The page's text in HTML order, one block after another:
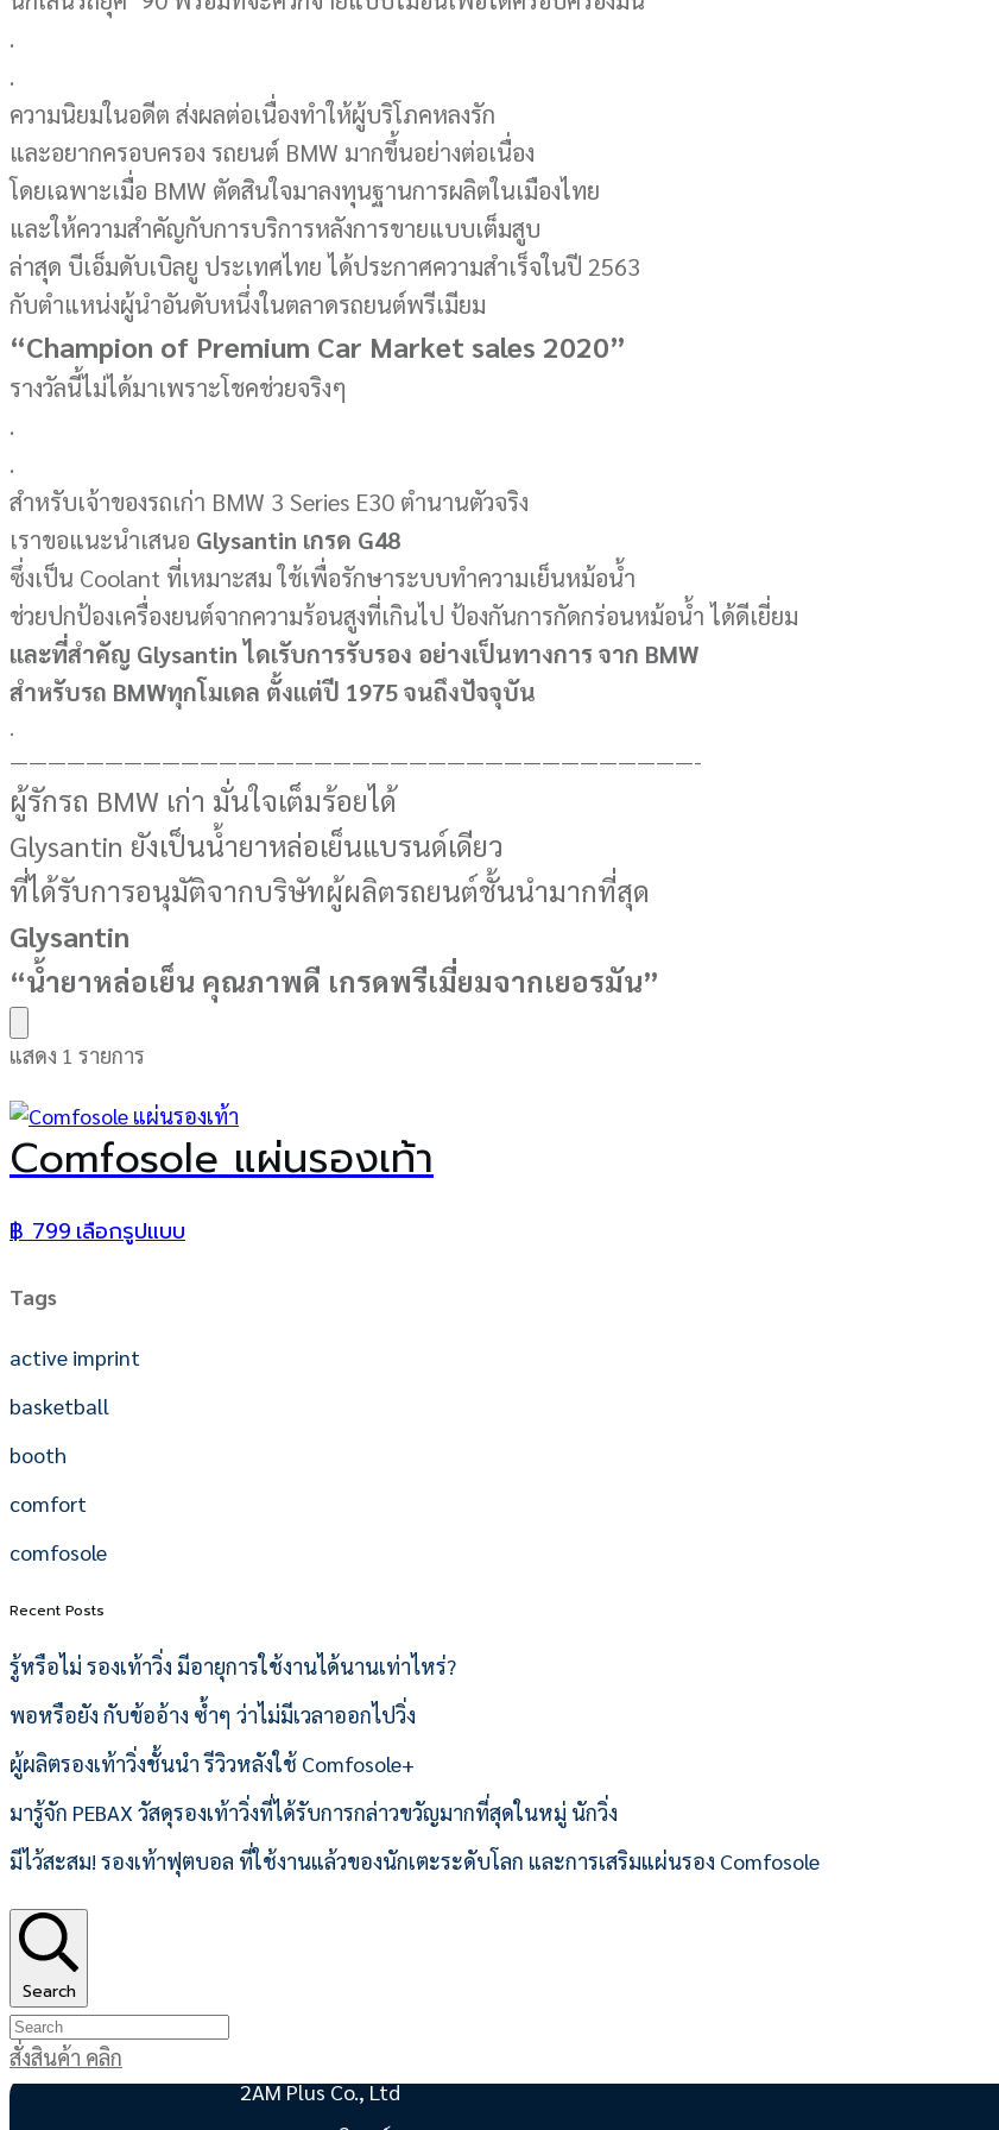
.
.
ความนิยมในอดีต ส่งผลต่อเนื่องทำให้ผู้บริโภคหลงรัก
และอยากครอบครอง รถยนต์ BMW มากขึ้นอย่างต่อเนื่อง
โดยเฉพาะเมื่อ BMW ตัดสินใจมาลงทุนฐานการผลิตในเมืองไทย
และให้ความสำคัญกับการบริการหลังการขายแบบเต็มสูบ
ล่าสุด บีเอ็มดับเบิลยู ประเทศไทย ได้ประกาศความสำเร็จในปี 2563
กับตำแหน่งผู้นำอันดับหนึ่งในตลาดรถยนต์พรีเมียม
“Champion of Premium Car Market sales 2020”
รางวัลนี้ไม่ได้มาเพราะโชคช่วยจริงๆ
.
.
สำหรับเจ้าของรถเก่า BMW 3 Series E30 ตำนานตัวจริง
เราขอแนะนำเสนอ Glysantin เกรด G48
ซึ่งเป็น Coolant ที่เหมาะสม ใช้เพื่อรักษาระบบทำความเย็นหม้อน้ำ
ช่วยปกป้องเครื่องยนต์จากความร้อนสูงที่เกินไป ป้องกันการกัดกร่อนหม้อน้ำ ได้ดีเยี่ยม
และที่สำคัญ Glysantin ไดเรับการรับรอง อย่างเป็นทางการ จาก BMW
สำหรับรถ BMWทุกโมเดล ตั้งแต่ปี 1975 จนถึงปัจจุบัน
.
————————————————————————————————————-
ผู้รักรถ BMW เก่า มั่นใจเต็มร้อยได้
Glysantin ยังเป็นน้ำยาหล่อเย็นแบรนด์เดียว
ที่ได้รับการอนุมัติจากบริษัทผู้ผลิตรถยนต์ชั้นนำมากที่สุด
Glysantin
“น้ำยาหล่อเย็น คุณภาพดี เกรดพรีเมี่ยมจากเยอรมัน”
แสดง 1 รายการ
Comfosole แผ่นรองเท้า
฿799เลือกรูปแบบ
Tags
active imprint
basketball
booth
comfort
comfosole
Recent Posts
รู้หรือไม่ รองเท้าวิ่ง มีอายุการใช้งานได้นานเท่าไหร่?
พอหรือยัง กับข้ออ้าง ซ้ำๆ ว่าไม่มีเวลาออกไปวิ่ง
ผู้ผลิตรองเท้าวิ่งชั้นนำ รีวิวหลังใช้ Comfosole+
มารู้จัก PEBAX วัสดุรองเท้าวิ่งที่ได้รับการกล่าวขวัญมากที่สุดในหมู่ นักวิ่ง
มีไว้สะสม! รองเท้าฟุตบอล ที่ใช้งานแล้วของนักเตะระดับโลก และการเสริมแผ่นรอง Comfosole
Search
สั่งสินค้า คลิก
2AM Plus Co., Ltd